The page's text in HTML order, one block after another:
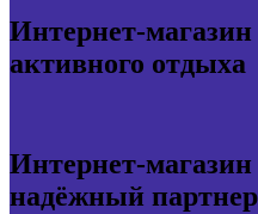
Интернет-
активного отдыха
Интернет-
надёжный